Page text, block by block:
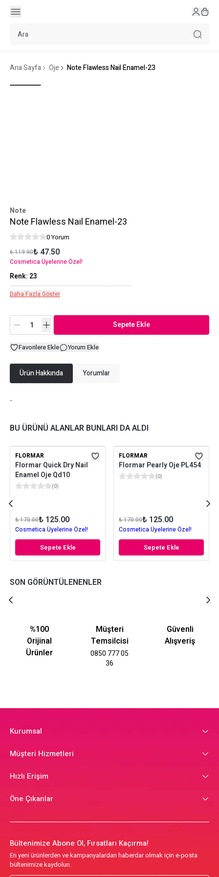
Ana Sayfa Oje Note Flawless Nail Enamel-23
Note
Note Flawless Nail Enamel-23
0 Yorum
₺ 119.90₺ 47.50
Cosmetica Üyelerine Özel!
Renk: 23
Daha Fazla Göster
Sepete Ekle
Favorilere Ekle Yorum Ekle
Ürün Hakkında Yorumlar
-
BU ÜRÜNÜ ALANLAR BUNLARI DA ALDI
FLORMAR
Flormar Quick Dry Nail
Enamel Oje Qd10
(0)
₺ 170.00₺ 125.00
Cosmetica Üyelerine Özel!
Sepete Ekle
FLORMAR
Flormar Pearly Oje PL454
(0)
₺ 170.00₺ 125.00
Cosmetica Üyelerine Özel!
Sepete Ekle
SON GÖRÜNTÜLENENLER
%100
Orijinal
Ürünler
Müşteri
Temsilcisi
0850 777 05
36
Güvenli
Alışveriş
Kurumsal
Müşteri Hizmetleri
Hızlı Erişim
Öne Çıkanlar
Bültenimize Abone Ol, Fırsatları Kaçırma!
En yeni ürünlerden ve kampanyalardan haberdar olmak için e-posta
bültenimize kaydolun.